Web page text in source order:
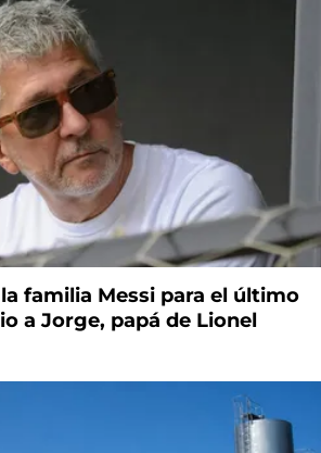
familia Messi para el último
a Jorge, papá de Lionel